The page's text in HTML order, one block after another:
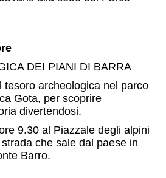
DEI PIANI DI BARRA
tesoro archeologica nel parco
Gota, per scoprire
divertendosi.
9.30 al Piazzale degli alpini
che sale dal paese in
Barro.